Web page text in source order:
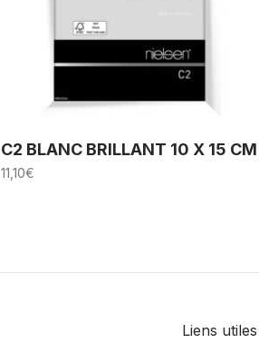
C2 BLANC BRILLANT 10 X 15 CM
11,10€
Liens utiles